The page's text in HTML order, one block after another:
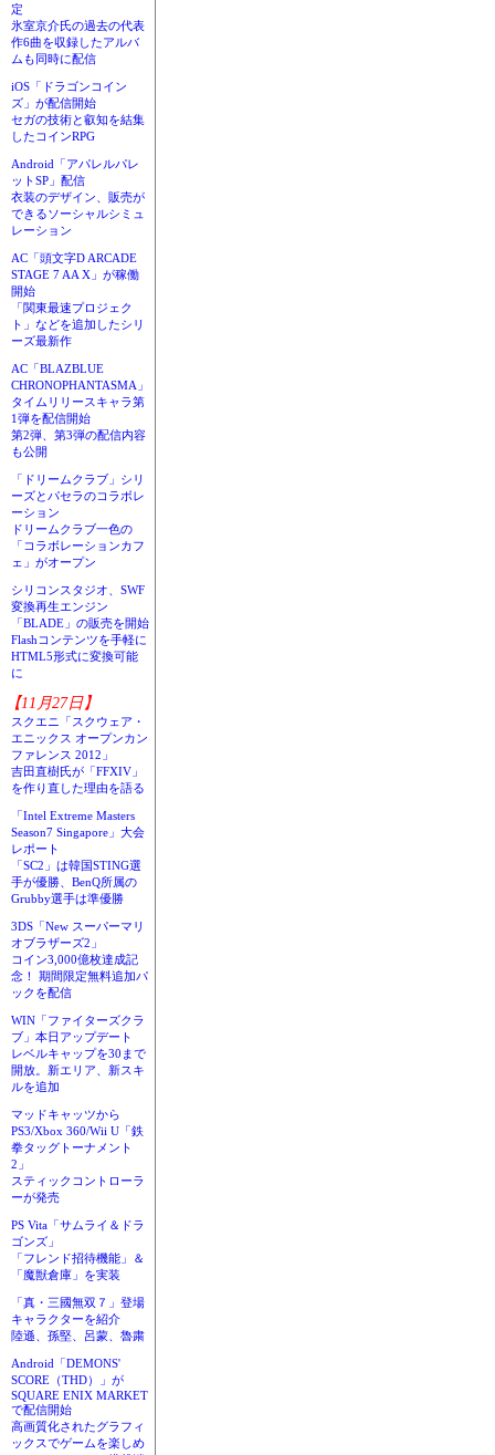
定
氷室京介氏の過去の代表
作6曲を収録したアルバ
ムも同時に配信
iOS「ドラゴンコイン
ズ」が配信開始
セガの技術と叡知を結集
したコインRPG
Android「アパレルパレ
ットSP」配信
衣装のデザイン、販売が
できるソーシャルシミュ
レーション
AC「頭文字D ARCADE
STAGE 7 AA X」が稼働
開始
「関東最速プロジェク
ト」などを追加したシリ
ーズ最新作
AC「BLAZBLUE
CHRONOPHANTASMA」
タイムリリースキャラ第
1弾を配信開始
第2弾、第3弾の配信内容
も公開
「ドリームクラブ」シリ
ーズとパセラのコラボレ
ーション
ドリームクラブ一色の
「コラボレーションカフ
ェ」がオープン
シリコンスタジオ、SWF
変換再生エンジン
「BLADE」の販売を開始
Flashコンテンツを手軽に
HTML5形式に変換可能
に
【11月27日】
スクエニ「スクウェア・
エニックス オープンカン
ファレンス 2012」
吉田直樹氏が「FFXIV」
を作り直した理由を語る
「Intel Extreme Masters
Season7 Singapore」大会
レポート
「SC2」は韓国STING選
手が優勝、BenQ所属の
Grubby選手は準優勝
3DS「New スーパーマリ
オブラザーズ2」
コイン3,000億枚達成記
念！ 期間限定無料追加パ
ックを配信
WIN「ファイターズクラ
ブ」本日アップデート
レベルキャップを30まで
開放。新エリア、新スキ
ルを追加
マッドキャッツから
PS3/Xbox 360/Wii U「鉄
拳タッグトーナメント
2」
スティックコントローラ
ーが発売
PS Vita「サムライ＆ドラ
ゴンズ」
「フレンド招待機能」＆
「魔獣倉庫」を実装
「真・三國無双７」登場
キャラクターを紹介
陸遜、孫堅、呂蒙、魯粛
Android「DEMONS'
SCORE（THD）」が
SQUARE ENIX MARKET
で配信開始
高画質化されたグラフィ
ックスでゲームを楽しめ